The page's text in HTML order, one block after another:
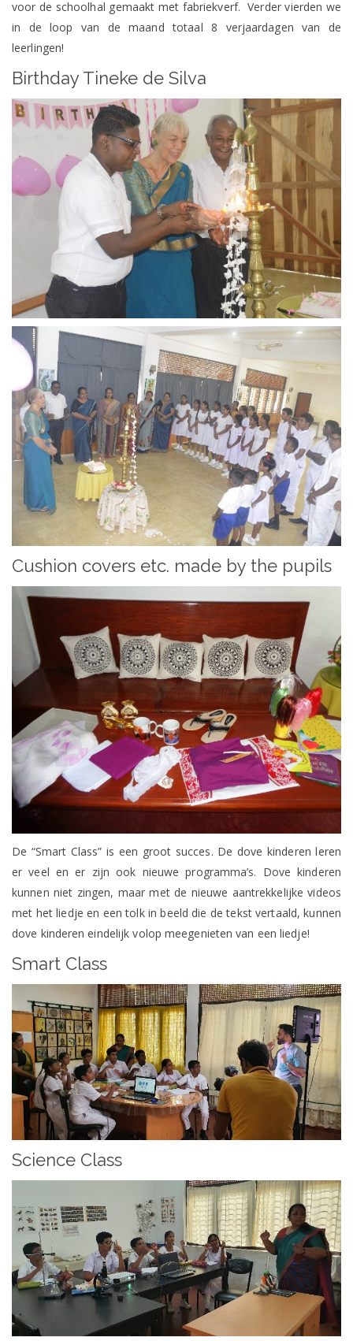
voor de schoolhal gemaakt met fabriekverf. Verder vierden we
in de loop van de maand totaal 8 verjaardagen van de
leerlingen!
Birthday Tineke de Silva
Cushion covers etc. made by the pupils
De “Smart Class” is een groot succes. De dove kinderen leren
er veel en er zijn ook nieuwe programma’s. Dove kinderen
kunnen niet zingen, maar met de nieuwe aantrekkelijke videos
met het liedje en een tolk in beeld die de tekst vertaald, kunnen
dove kinderen eindelijk volop meegenieten van een liedje!
Smart Class
Science Class